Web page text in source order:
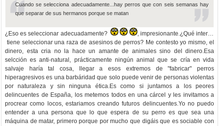
Cuando se selecciona adecuadamente...hay perros que con seis semanas hay
que separar de sus hermanos porque se matan
¿Eso es seleccionar adecuadamente?
, impresionante.¿Qué interés
tiene seleccionar una raza de asesinos de perros? Me contesto yo mismo, el
dinero, esta cria no la hace un amante de animales sino del dinero.Esa
selcción es anti-natural, prácticamente ningún animal que se cría en vida
salvaje haría tal cosa, llegar a esos extremos de "fabricar" perros
hiperagresivos es una barbáridad que solo puede venir de personas violentas
por naturaleza y sin ninguna ética.Es como si juntamos a los peores
delincuentes de España, los metemos todos en una cárcel y les invitamos a
procrear como locos, estariamos creando futuros delincuentes.Yo no puedo
entender a una persona que lo que espera de su perro es que sea una
máquina de matar, primero porque por mucho que digáis que es sociable con